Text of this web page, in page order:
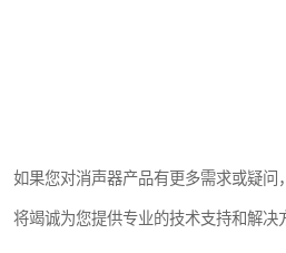
如果您对消声器产品有更多需求或疑问
将竭诚为您提供专业的技术支持和解决